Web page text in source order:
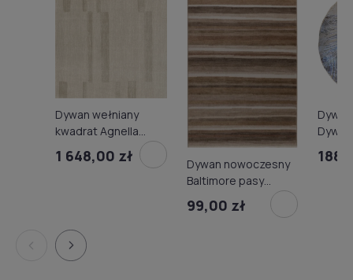
Dywan wełniany
kwadrat Agnella
Agnus Brush Lines
beż (binding)
1 648,00 zł
Dywan nowoczesny
Baltimore pasy
brązowo-beżowe
99,00 zł